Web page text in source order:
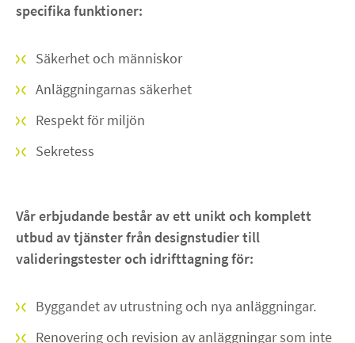
specifika funktioner:
Säkerhet och människor
Anläggningarnas säkerhet
Respekt för miljön
Sekretess
Vår erbjudande består av ett unikt och komplett
utbud av tjänster från designstudier till
valideringstester och idrifttagning för:
Byggandet av utrustning och nya anläggningar.
Renovering och revision av anläggningar som inte